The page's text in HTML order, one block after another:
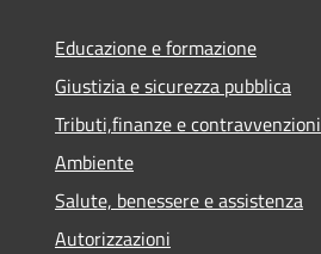
Educazione e formazione
Giustizia e sicurezza pubblica
Tributi,finanze e contravvenzioni
Ambiente
Salute, benessere e assistenza
Autorizzazioni